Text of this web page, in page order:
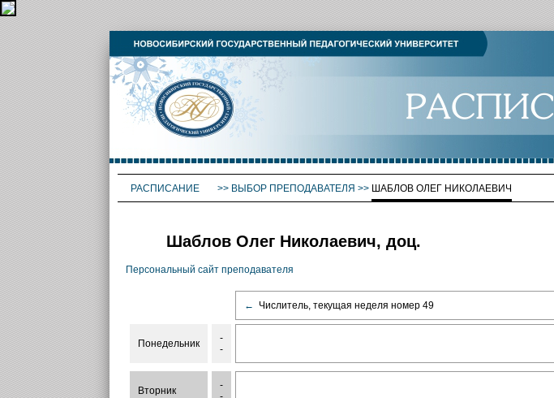
РАСПИСАНИЕ >> ВЫБОР ПРЕПОДАВАТЕЛЯ >> ШАБЛОВ ОЛЕГ НИКОЛАЕВИЧ
Шаблов Олег Николаевич, доц.
Персональный сайт преподавателя
← Числитель, текущая неделя номер 49
Понедельник
-
-
Вторник
-